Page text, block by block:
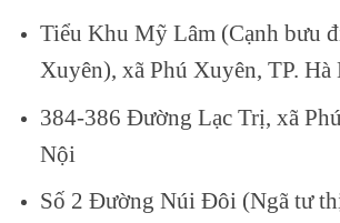
Tiểu Khu Mỹ Lâm (Cạnh bưu
Xuyên), xã Phú Xuyên, TP. Hà
384-386 Đường Lạc Trị, xã
Nội
Số 2 Đường Núi Đôi (Ngã tư